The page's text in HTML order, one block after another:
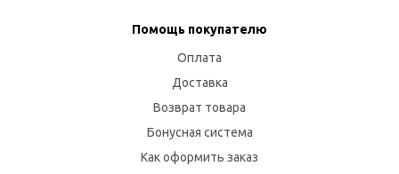
Помощь покупателю
Оплата
Доставка
Возврат товара
Бонусная система
Как оформить заказ